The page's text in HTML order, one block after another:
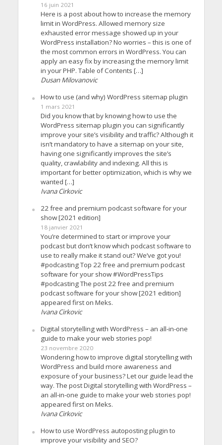
16 juin 2021
Here is a post about how to increase the memory
limit in WordPress. Allowed memory size
exhausted error message showed up in your
WordPress installation? No worries – this is one of
the most common errors in WordPress. You can
apply an easy fix by increasing the memory limit
in your PHP. Table of Contents […]
Dusan Milovanovic
How to use (and why) WordPress sitemap plugin
1 mars 2021
Did you know that by knowing how to use the
WordPress sitemap plugin you can significantly
improve your site’s visibility and traffic? Although it
isn’t mandatory to have a sitemap on your site,
having one significantly improves the site’s
quality, crawlability and indexing. All this is
important for better optimization, which is why we
wanted […]
Ivana Cirkovic
22 free and premium podcast software for your
show [2021 edition]
18 janvier 2021
You’re determined to start or improve your
podcast but don’t know which podcast software to
use to really make it stand out? We’ve got you!
#podcasting Top 22 free and premium podcast
software for your show #WordPressTips
#podcasting The post 22 free and premium
podcast software for your show [2021 edition]
appeared first on Meks.
Ivana Cirkovic
Digital storytelling with WordPress – an all-in-one
guide to make your web stories pop!
23 novembre 2020
Wondering how to improve digital storytelling with
WordPress and build more awareness and
exposure of your business? Let our guide lead the
way. The post Digital storytelling with WordPress –
an all-in-one guide to make your web stories pop!
appeared first on Meks.
Ivana Cirkovic
How to use WordPress autoposting plugin to
improve your visibility and SEO?